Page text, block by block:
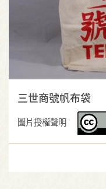
三世商號帆布袋
圖片授權聲明